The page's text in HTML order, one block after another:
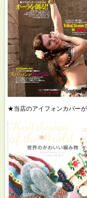
★当店のアイフォンカバー